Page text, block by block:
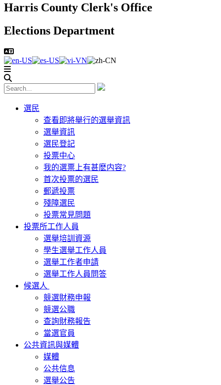
Harris County Clerk's Office
Elections Department
選民
查看即將舉行的選舉資訊
選舉資訊
選民登記
投票中心
我的選票上有甚麽内容?
首次投票的選民
郵遞投票
殘障選民
投票常見問題
投票所工作人員
選舉培訓資源
學生選舉工作人員
選舉工作者申請
選舉工作人員問答
候選人
競選財務申報
競選公職
查詢財務報告
當選官員
公共資訊與媒體
媒體
公共信息
選舉公告